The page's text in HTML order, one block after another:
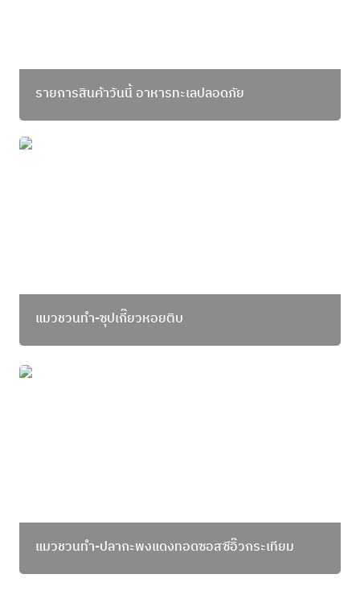
รายการสินค้าวันนี้ อาหารทะเลปลอดภัย
แมวชวนทำ-ซุปเกี๊ยวหอยติบ
แมวชวนทำ-ซุปเกี๊ยวหอยติบ
แมวชวนทำ-ปลากะพงแดงทอดซอสซีอิ๊วกระเทียม
แมวชวนทำ-ปลากะพงแดงทอดซอสซีอิ๊วกระเทียม